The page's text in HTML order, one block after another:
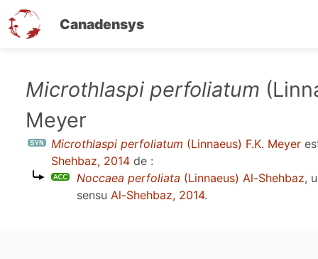
Canadensys
contenu
Microthlaspi perfoliatum
Meyer
Microthlaspi perfoliatum (Linnaeus) F.K. Meyer
Shehbaz, 2014 de :
Noccaea perfoliata (Linnaeus) Al-Shehbaz,
sensu Al-Shehbaz, 2014.